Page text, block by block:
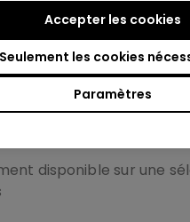
Paramètres
Seulement les cookies
Accepter les cookies
soit un problème de
Ces alertes
aux techniciens
ces problèmes
qui pourraient
ainsi efficacement
disponible sur une